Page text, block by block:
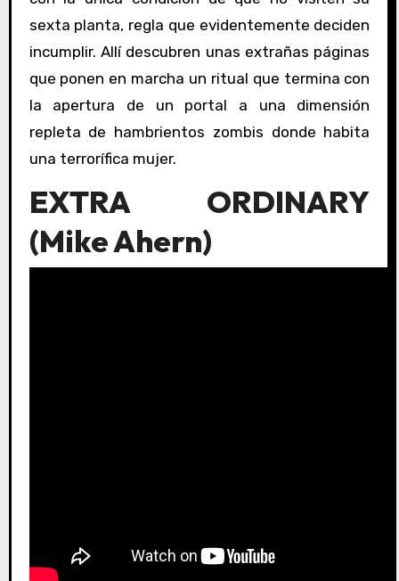
sexta planta, regla que evidentemente deciden
incumplir. Allí descubren unas extrañas páginas
que ponen en marcha un ritual que termina con
la apertura de un portal a una dimensión
repleta de hambrientos zombis donde habita
una terrorífica mujer.
EXTRA ORDINARY
(Mike Ahern)